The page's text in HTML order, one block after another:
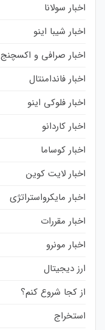
اخبار سولانا
اخبار شیبا اینو
اخبار صرافی و اکسچنج
اخبار فاندامنتال
اخبار فلوکی اینو
اخبار کاردانو
اخبار کوساما
اخبار لایت کوین
اخبار مایکرواستراتژی
اخبار مقررات
اخبار مونرو
ارز دیجیتال
از کجا شروع کنم؟
استخراج